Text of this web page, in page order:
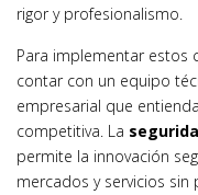
rigor y profesionalismo.
Para implementar estos
contar con un equipo
empresarial que
competitiva. La
permite la innovación
mercados y servicios